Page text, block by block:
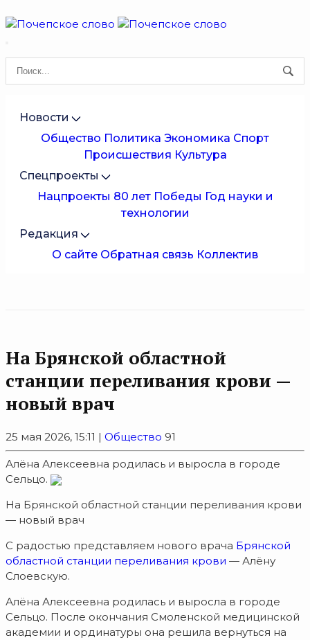
Новости
Общество Политика Экономика Спорт
Происшествия Культура
Спецпроекты
Нацпроекты 80 лет Победы Год науки и
технологии
Редакция
О сайте Обратная связь Коллектив
На Брянской областной
станции переливания крови —
новый врач
25 мая 2026, 15:11 | Общество 91
Алёна Алексеевна родилась и выросла в городе
Сельцо.
На Брянской областной станции переливания крови
— новый врач
С радостью представляем нового врача Брянской
областной станции переливания крови — Алёну
Слоевскую.
Алёна Алексеевна родилась и выросла в городе
Сельцо. После окончания Смоленской медицинской
академии и ординатуры она решила вернуться на